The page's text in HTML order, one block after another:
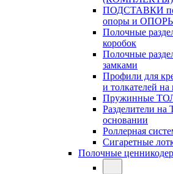
ПОДСТАВКИ
опоры и
Полочные
коробок
Полочные
замками
Профили для
и толкателей на
Пружинные
Разделители на
основании
Роллерная
Сигаретные
Полочные